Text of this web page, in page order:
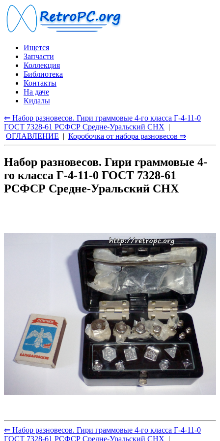
Ищется
Запчасти
Коллекция
Библиотека
Контакты
На даче
Кидалы
⇐ Набор разновесов. Гири граммовые 4-го класса Г-4-11-0
ГОСТ 7328-61 РСФСР Средне-Уральский СНХ |
ОГЛАВЛЕНИЕ | Коробочка от набора разновесов ⇒
Набор разновесов. Гири граммовые 4-
го класса Г-4-11-0 ГОСТ 7328-61
РСФСР Средне-Уральский СНХ
⇐ Набор разновесов. Гири граммовые 4-го класса Г-4-11-0
ГОСТ 7328-61 РСФСР Средне-Уральский СНХ |